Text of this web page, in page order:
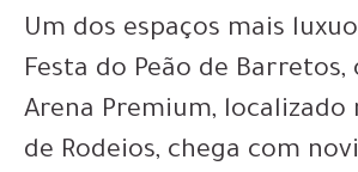
Um dos espaços mais
Festa do Peão de Barretos,
Arena Premium, localizado
de Rodeios, chega com